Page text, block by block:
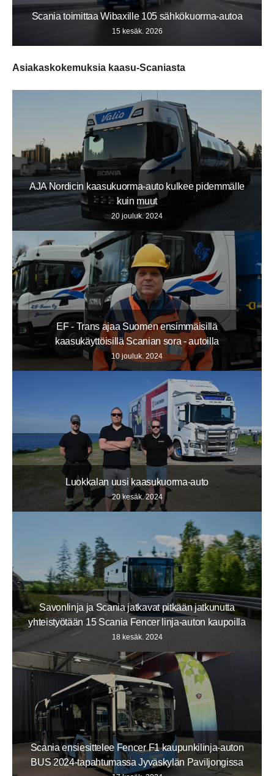
Scania toimittaa Wibaxille 105 sähkökuorma-autoa
15 kesäk. 2026
Asiakaskokemuksia kaasu-Scaniasta
AJA Nordicin kaasukuorma-auto kulkee pidemmälle
kuin muut
20 jouluk. 2024
EF - Trans ajaa Suomen ensimmäisillä
kaasukäyttöisillä Scanian sora - autoilla
10 jouluk. 2024
Luokkalan uusi kaasukuorma-auto
20 kesäk. 2024
Savonlinja ja Scania jatkavat pitkään jatkunutta
yhteistyötään 15 Scania Fencer linja-auton kaupoilla
18 kesäk. 2024
Scania ensiesittelee Fencer F1 kaupunkilinja-auton
BUS 2024-tapahtumassa Jyväskylän Paviljongissa